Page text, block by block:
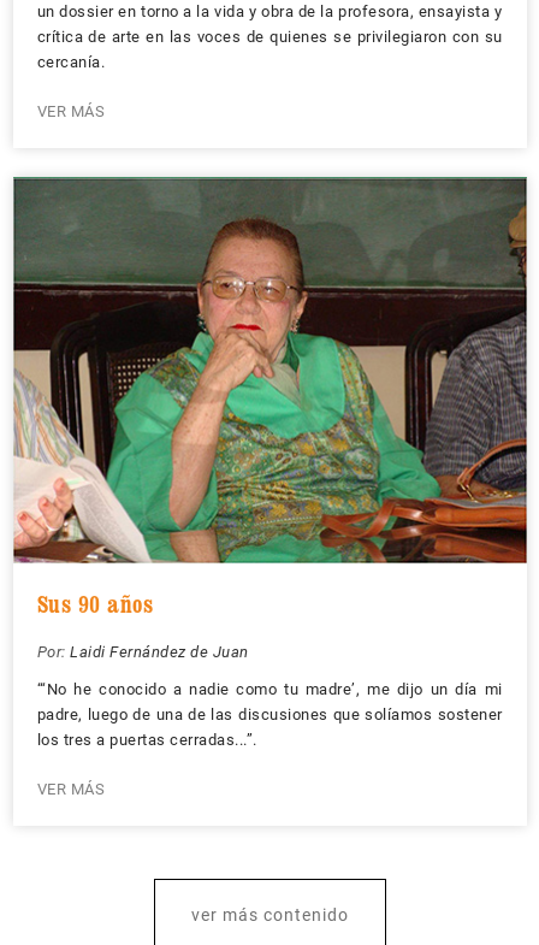
un dossier en torno a la vida y obra de la profesora, ensayista y
crítica de arte en las voces de quienes se privilegiaron con su
cercanía.
VER MÁS
Sus 90 años
Por: Laidi Fernández de Juan
“‘No he conocido a nadie como tu madre’, me dijo un día mi
padre, luego de una de las discusiones que solíamos sostener
los tres a puertas cerradas...”.
VER MÁS
ver más contenido